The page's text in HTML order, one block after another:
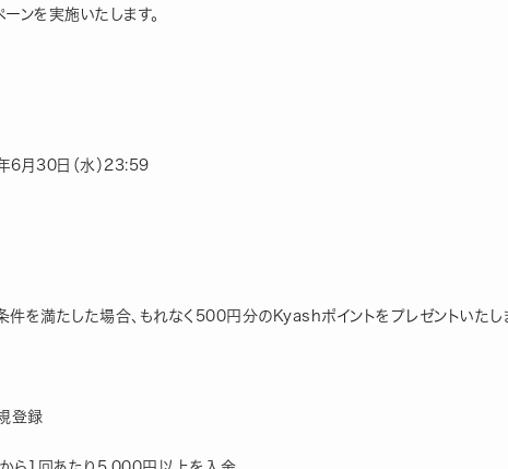
ンを実施いたします。
月30日（水）23:59
を満たした場合、もれなく500円分のKyashポイントをプレゼントいたし
登録